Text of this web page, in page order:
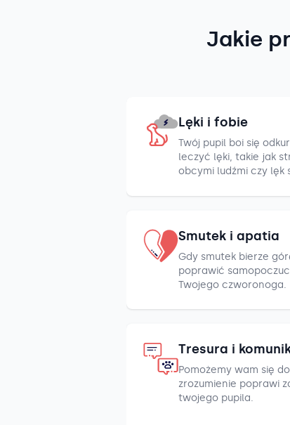
Jakie
Lęki i fobie
Twój pupil boi się
leczyć lęki, takie jak
obcymi ludźmi czy lęk
Smutek i apatia
Gdy smutek bierze
poprawić
Twojego czworonoga.
Tresura i
Pomożemy wam się
zrozumienie poprawi
twojego pupila.